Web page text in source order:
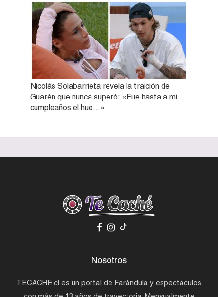
Nicolás Solabarrieta revela la traición de
Guarén que nunca superó: «Fue hasta a mi
cumpleaños el hue…»
Nosotros
TECACHE.cl es un portal de Farándula y espectáculos